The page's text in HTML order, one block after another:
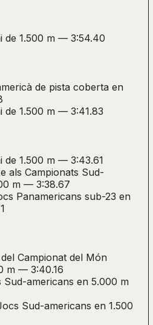
de 1.500 m — 3:54.40
de pista coberta en
de 1.500 m — 3:41.83
de 1.500 m — 3:43.61
als Campionats Sud-
m — 3:38.67
Panamericans sub-23 en
Campionat del Món
m — 3:40.16
Sud-americans en 5.000 m
Sud-americans en 1.500